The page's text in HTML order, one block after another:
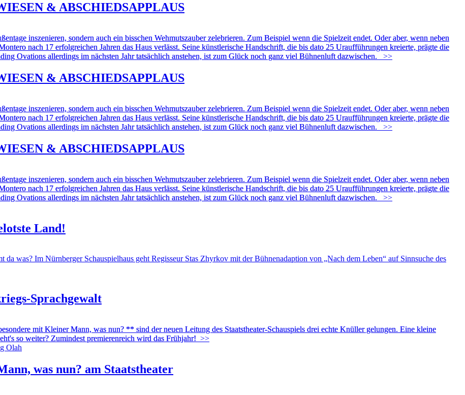
& ABSCHIEDSAPPLAUS
inszenieren, sondern auch ein bisschen Wehmutszauber zelebrieren. Zum Beispiel wenn die Spielzeit endet. Oder aber, wenn neben
nach 17 erfolgreichen Jahren das Haus verlässt. Seine künstlerische Handschrift, die bis dato 25 Uraufführungen kreierte, prägte die
Ovations allerdings im nächsten Jahr tatsächlich anstehen, ist zum Glück noch ganz viel Bühnenluft dazwischen.
>>
& ABSCHIEDSAPPLAUS
inszenieren, sondern auch ein bisschen Wehmutszauber zelebrieren. Zum Beispiel wenn die Spielzeit endet. Oder aber, wenn neben
nach 17 erfolgreichen Jahren das Haus verlässt. Seine künstlerische Handschrift, die bis dato 25 Uraufführungen kreierte, prägte die
Ovations allerdings im nächsten Jahr tatsächlich anstehen, ist zum Glück noch ganz viel Bühnenluft dazwischen.
>>
& ABSCHIEDSAPPLAUS
inszenieren, sondern auch ein bisschen Wehmutszauber zelebrieren. Zum Beispiel wenn die Spielzeit endet. Oder aber, wenn neben
nach 17 erfolgreichen Jahren das Haus verlässt. Seine künstlerische Handschrift, die bis dato 25 Uraufführungen kreierte, prägte die
Ovations allerdings im nächsten Jahr tatsächlich anstehen, ist zum Glück noch ganz viel Bühnenluft dazwischen.
>>
Land!
da was? Im Nürnberger Schauspielhaus geht Regisseur Stas Zhyrkov mit der Bühnenadaption von „Nach dem Leben“ auf Sinnsuche des
Sprachgewalt
mit Kleiner Mann, was nun? ** sind der neuen Leitung des Staatstheater-Schauspiels drei echte Knüller gelungen. Eine kleine
so weiter? Zumindest premierenreich wird das Frühjahr! >>
was nun? am Staatstheater